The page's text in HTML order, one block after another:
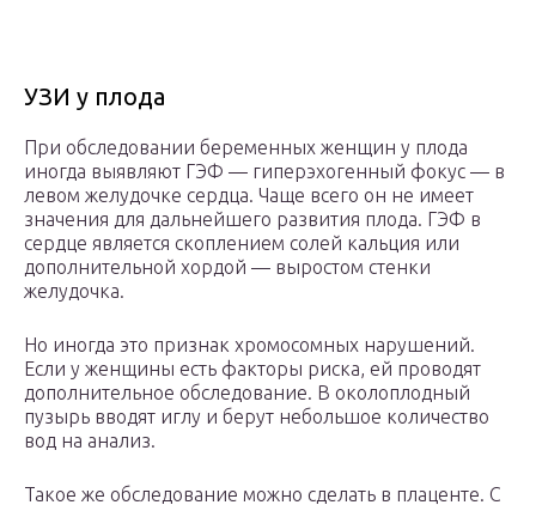
УЗИ у плода
При обследовании беременных женщин у плода
иногда выявляют ГЭФ — гиперэхогенный фокус — в
левом желудочке сердца. Чаще всего он не имеет
значения для дальнейшего развития плода. ГЭФ в
сердце является скоплением солей кальция или
дополнительной хордой — выростом стенки
желудочка.
Но иногда это признак хромосомных нарушений.
Если у женщины есть факторы риска, ей проводят
дополнительное обследование. В околоплодный
пузырь вводят иглу и берут небольшое количество
вод на анализ.
Такое же обследование можно сделать в плаценте. С